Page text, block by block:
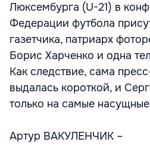
Люксембурга (U-21) в
Федерации футбола
газетчика, патриарх
Борис Харченко и одна
Как следствие, сама
выдалась короткой, и
только на самые
Артур ВАКУЛЕНЧИК –